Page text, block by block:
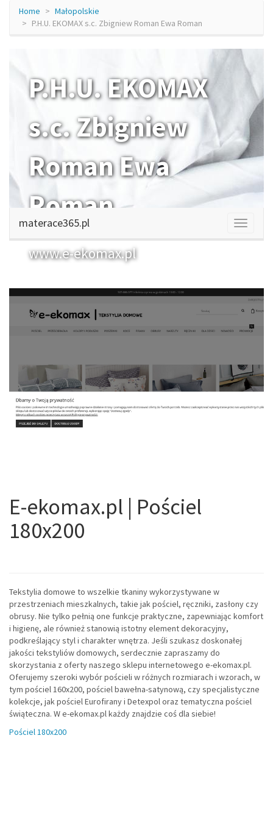
Home
Małopolskie
P.H.U. EKOMAX s.c. Zbigniew Roman Ewa Roman
P.H.U. EKOMAX
s.c. Zbigniew
Roman Ewa
Roman
www.e-ekomax.pl
materace365.pl
E-ekomax.pl | Pościel
180x200
Tekstylia domowe to wszelkie tkaniny wykorzystywane w
przestrzeniach mieszkalnych, takie jak pościel, ręczniki, zasłony czy
obrusy. Nie tylko pełnią one funkcje praktyczne, zapewniając komfort
i higienę, ale również stanowią istotny element dekoracyjny,
podkreślający styl i charakter wnętrza. Jeśli szukasz doskonałej
jakości tekstyliów domowych, serdecznie zapraszamy do
skorzystania z oferty naszego sklepu internetowego e-ekomax.pl.
Oferujemy szeroki wybór pościeli w różnych rozmiarach i wzorach, w
tym pościel 160x200, pościel bawełna-satynową, czy specjalistyczne
kolekcje, jak pościel Eurofirany i Detexpol oraz tematyczna pościel
świąteczna. W e-ekomax.pl każdy znajdzie coś dla siebie!
Pościel 180x200